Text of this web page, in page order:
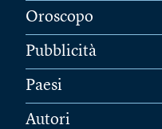
Oroscopo
Pubblicità
Paesi
Autori